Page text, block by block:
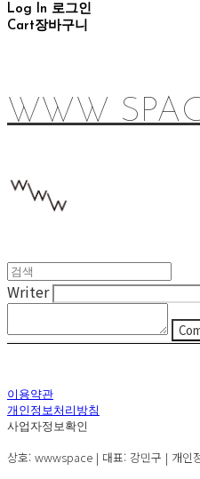
Log In 로그인
Cart장바구니
WWW
Writer
이용약관
개인정보처리방침
사업자정보확인
상호: wwwspace | 대표: 강민구 | 개